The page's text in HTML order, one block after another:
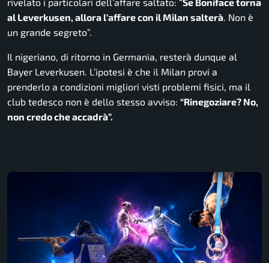
al Leverkusen, allora l’affare con il Milan salterà . Non è
un grande segreto”.
Il nigeriano, di ritorno in Germania, resterà dunque al
Bayer Leverkusen. L’ipotesi è che il Milan provi a
prenderlo a condizioni migliori visti problemi fisici, ma il
club tedesco non è dello stesso avviso: “Rinegoziare? No,
non credo che accadrà”.